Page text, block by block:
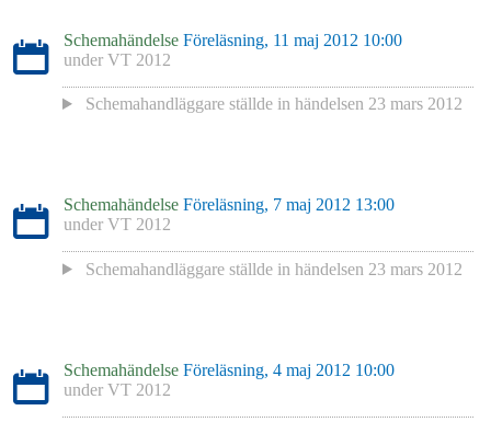
Schemahändelse Föreläsning, 11 maj 2012 10:00
under VT 2012
Schemahandläggare ställde in händelsen 23 mars 2012
Schemahändelse Föreläsning, 7 maj 2012 13:00
under VT 2012
Schemahandläggare ställde in händelsen 23 mars 2012
Schemahändelse Föreläsning, 4 maj 2012 10:00
under VT 2012